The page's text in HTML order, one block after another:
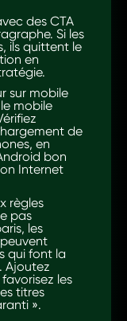
des CTA
Si les
ils quittent le
en
sur mobile
mobile
de
en
bon
Internet
règles
pas
les
qui font la
Ajoutez
les
titres
».